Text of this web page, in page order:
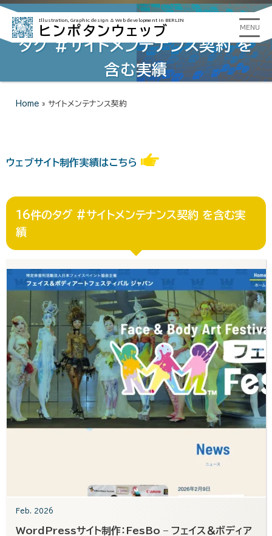
Illustration, Graphic design & Web development in BERLIN
ヒンポタンウェッブ MENU
タグ #サイトメンテナンス契約 を
含む実績
Home » サイトメンテナンス契約
ウェブサイト制作実績はこちら
16件のタグ #サイトメンテナンス契約 を含む実
績
Feb. 2026
WordPressサイト制作：FesBo – フェイス＆ボディア